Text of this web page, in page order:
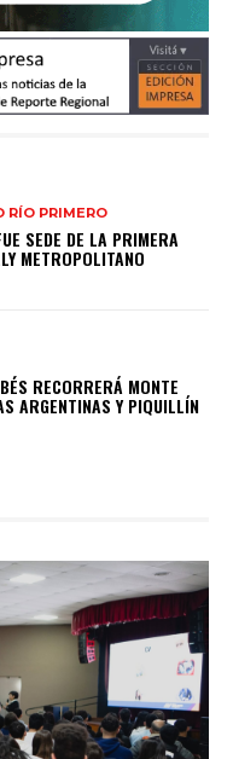
RÍO PRIMERO
SEDE DE LA PRIMERA
METROPOLITANO
RECORRERÁ MONTE
ARGENTINAS Y PIQUILLÍN